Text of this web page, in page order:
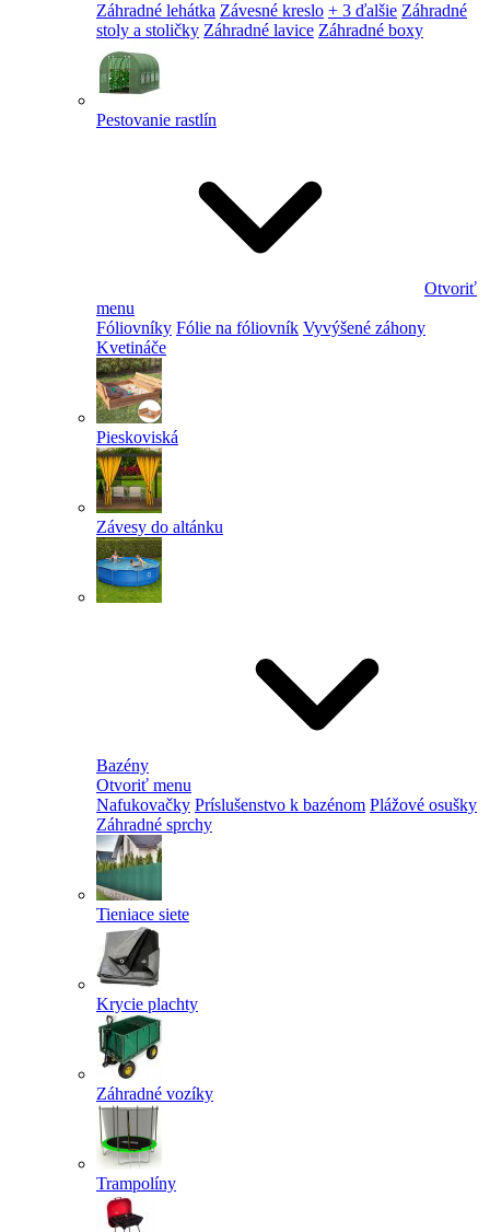
Záhradné lehátka Závesné kreslo + 3 ďalšie Záhradné
stoly a stoličky Záhradné lavice Záhradné boxy
Pestovanie rastlín
Otvoriť
menu
Fóliovníky Fólie na fóliovník Vyvýšené záhony
Kvetináče
Pieskoviská
Závesy do altánku
Bazény
Otvoriť menu
Nafukovačky Príslušenstvo k bazénom Plážové osušky
Záhradné sprchy
Tieniace siete
Krycie plachty
Záhradné vozíky
Trampolíny